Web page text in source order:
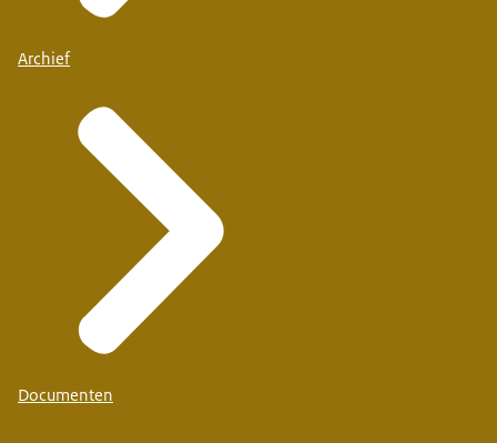
Archief
Documenten